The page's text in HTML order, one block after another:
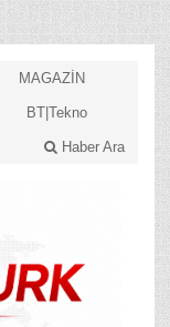
MAGAZİN
BT|Tekno
Haber Ara